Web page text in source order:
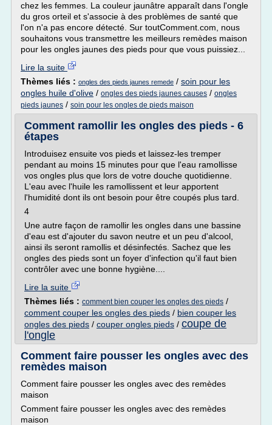
chez les femmes. La couleur jaunâtre apparaît dans l'ongle
du gros orteil et s'associe à des problèmes de santé que
l'on n'a pas encore détecté. Sur toutComment.com, nous
souhaitons vous transmettre les meilleurs remèdes maison
pour les ongles jaunes des pieds pour que vous puissiez...
Lire la suite
Thèmes liés : ongles des pieds jaunes remede / soin pour les
ongles huile d'olive / ongles des pieds jaunes causes / ongles
pieds jaunes / soin pour les ongles de pieds maison
Comment ramollir les ongles des pieds - 6
étapes
Introduisez ensuite vos pieds et laissez-les tremper
pendant au moins 15 minutes pour que l'eau ramollisse
vos ongles plus que lors de votre douche quotidienne.
L'eau avec l'huile les ramollissent et leur apportent
l'humidité dont ils ont besoin pour être coupés plus tard.
4
Une autre façon de ramollir les ongles dans une bassine
d'eau est d'ajouter du savon neutre et un peu d'alcool,
ainsi ils seront ramollis et désinfectés. Sachez que les
ongles des pieds sont un foyer d'infection qu'il faut bien
contrôler avec une bonne hygiène....
Lire la suite
Thèmes liés : comment bien couper les ongles des pieds /
comment couper les ongles des pieds / bien couper les
ongles des pieds / couper ongles pieds / coupe de
l'ongle
Comment faire pousser les ongles avec des
remèdes maison
Comment faire pousser les ongles avec des remèdes
maison
Comment faire pousser les ongles avec des remèdes
maison